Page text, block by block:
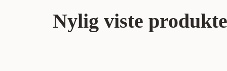
Nylig viste